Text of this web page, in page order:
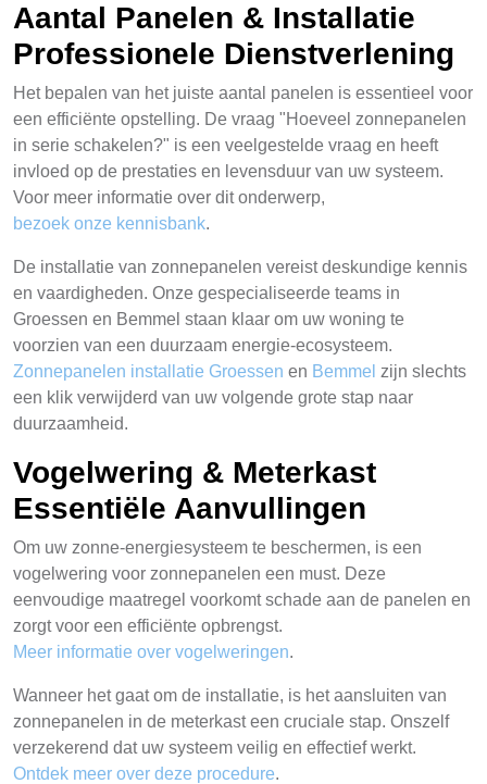
Aantal Panelen & Installatie
Professionele Dienstverlening
Het bepalen van het juiste aantal panelen is essentieel voor
een efficiënte opstelling. De vraag "Hoeveel zonnepanelen
in serie schakelen?" is een veelgestelde vraag en heeft
invloed op de prestaties en levensduur van uw systeem.
Voor meer informatie over dit onderwerp,
bezoek onze kennisbank.
De installatie van zonnepanelen vereist deskundige kennis
en vaardigheden. Onze gespecialiseerde teams in
Groessen en Bemmel staan klaar om uw woning te
voorzien van een duurzaam energie-ecosysteem.
Zonnepanelen installatie Groessen en Bemmel zijn slechts
een klik verwijderd van uw volgende grote stap naar
duurzaamheid.
Vogelwering & Meterkast
Essentiële Aanvullingen
Om uw zonne-energiesysteem te beschermen, is een
vogelwering voor zonnepanelen een must. Deze
eenvoudige maatregel voorkomt schade aan de panelen en
zorgt voor een efficiënte opbrengst.
Meer informatie over vogelweringen.
Wanneer het gaat om de installatie, is het aansluiten van
zonnepanelen in de meterkast een cruciale stap. Onszelf
verzekerend dat uw systeem veilig en effectief werkt.
Ontdek meer over deze procedure.